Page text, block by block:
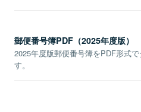
郵便番号簿PDF（2025年度版）
2025年度版郵便番号簿をPDF形式
す。